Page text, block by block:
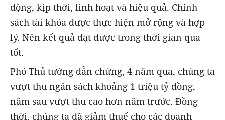
động, kịp thời, linh hoạt và hiệu quả. Chính
sách tài khóa được thực hiện mở rộng và hợp
lý. Nên kết quả đạt được trong thời gian qua
tốt.
Phó Thủ tướng dẫn chứng, 4 năm qua, chúng ta
vượt thu ngân sách khoảng 1 triệu tỷ đồng,
năm sau vượt thu cao hơn năm trước. Đồng
thời, chúng ta đã giảm thuế cho các doanh